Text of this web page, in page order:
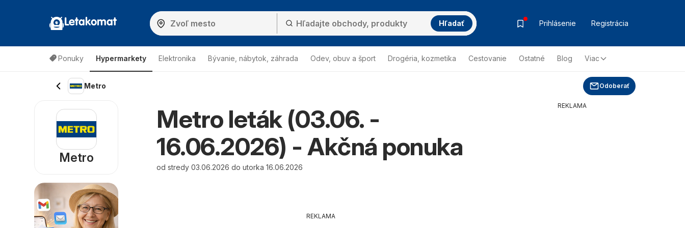
Letakomat Hľadať Prihlásenie Registrácia
Ponuky Hypermarkety Elektronika Bývanie, nábytok, záhrada Odev, obuv a šport Drogéria, kozmetika Cestovanie Ostatné Blog Viac
Metro Odoberať
Metro leták (03.06. -
16.06.2026) - Akčná ponuka
od stredy 03.06.2026 do utorka 16.06.2026
REKLAMA
Metro
REKLAMA